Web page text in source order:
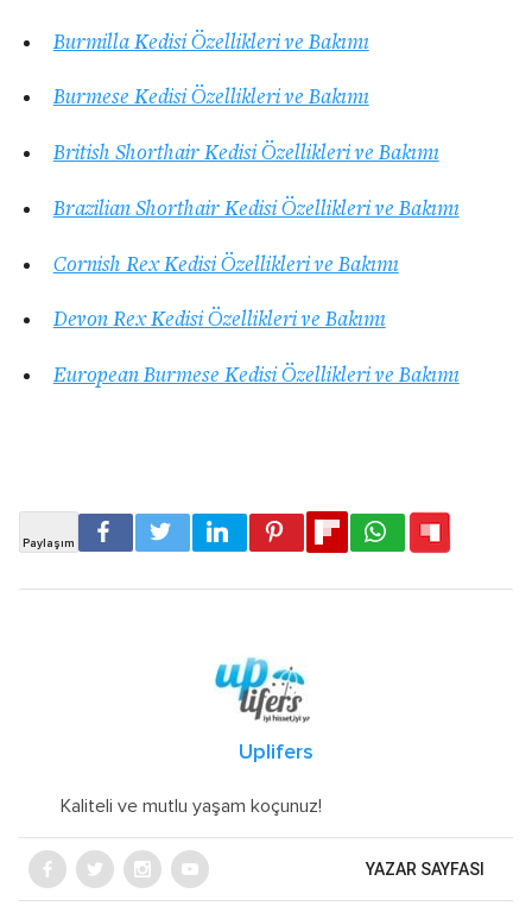
Burmilla Kedisi Özellikleri ve Bakımı
Burmese Kedisi Özellikleri ve Bakımı
British Shorthair Kedisi Özellikleri ve Bakımı
Brazilian Shorthair Kedisi Özellikleri ve Bakımı
Cornish Rex Kedisi Özellikleri ve Bakımı
Devon Rex Kedisi Özellikleri ve Bakımı
European Burmese Kedisi Özellikleri ve Bakımı
Uplifers
Kaliteli ve mutlu yaşam koçunuz!
YAZAR SAYFASI